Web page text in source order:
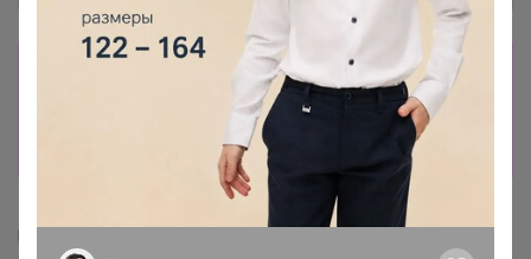
Сбор заказов в данной закупке
Перейти к текущей закупке
Селена